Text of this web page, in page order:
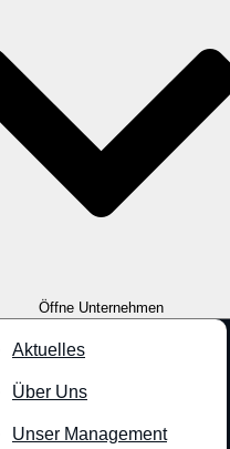
Öffne Unternehmen
Aktuelles
Über Uns
Unser Management